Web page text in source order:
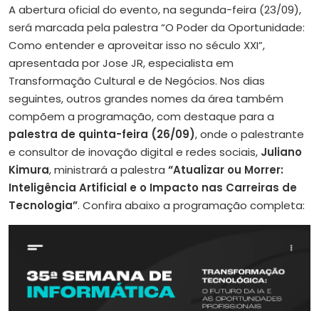
A abertura oficial do evento, na segunda-feira (23/09),
será marcada pela palestra “O Poder da Oportunidade:
Como entender e aproveitar isso no século XXI”,
apresentada por Jose JR, especialista em
Transformação Cultural e de Negócios. Nos dias
seguintes, outros grandes nomes da área também
compõem a programação, com destaque para a
palestra de quinta-feira (26/09), onde o palestrante
e consultor de inovação digital e redes sociais, Juliano
Kimura, ministrará a palestra “Atualizar ou Morrer:
Inteligência Artificial e o Impacto nas Carreiras de
Tecnologia”. Confira abaixo a programação completa: